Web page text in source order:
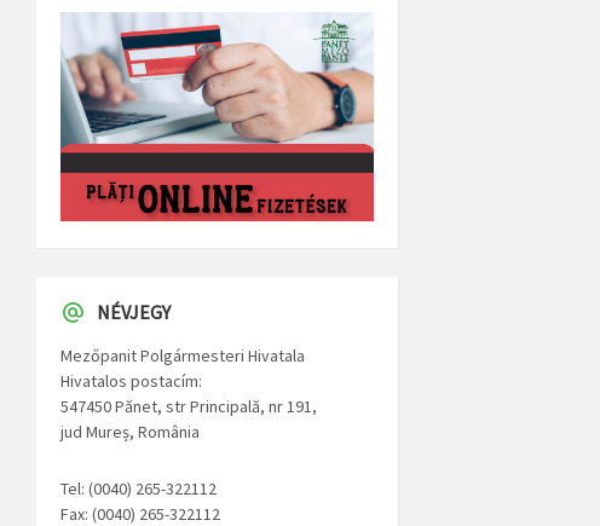
NÉVJEGY
Mezőpanit Polgármesteri Hivatala
Hivatalos postacím:
547450 Pănet, str Principală, nr 191,
jud Mureș, România
Tel: (0040) 265-322112
Fax: (0040) 265-322112